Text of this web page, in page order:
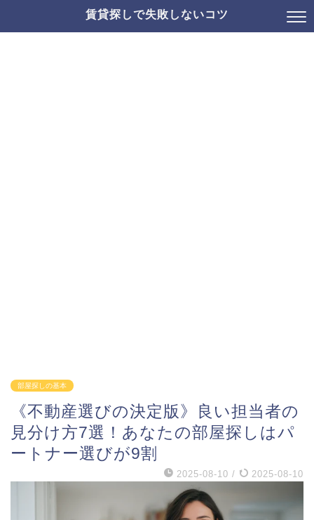
賃貸探しで失敗しないコツ
部屋探しの基本
《不動産選びの決定版》良い担当者の
見分け方7選！あなたの部屋探しはパ
ートナー選びが9割
2025-08-10 / 2025-08-10